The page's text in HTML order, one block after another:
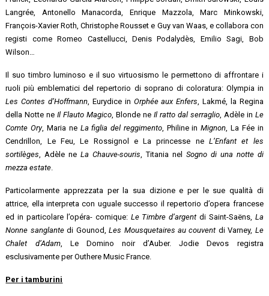
Langrée, Antonello Manacorda, Enrique Mazzola, Marc Minkowski,
François-Xavier Roth, Christophe Rousset e Guy van Waas, e collabora con
registi come Romeo Castellucci, Denis Podalydès, Emilio Sagi, Bob
Wilson…
Il suo timbro luminoso e il suo virtuosismo le permettono di affrontare i
ruoli più emblematici del repertorio di soprano di coloratura: Olympia in
Les Contes d’Hoffmann , Eurydice in Orphée aux Enfers , Lakmé, la Regina
della Notte neIl Flauto Magico , Blonde ne Il ratto dal serraglio, Adèle in Le
Comte Ory, Maria ne La figlia del reggimento, Philine inMignon , La Fée in
Cendrillon, Le Feu, Le Rossignol e La princesse ne L’Enfant et les
sortilèges , Adèle neLa Chauve-souris , Titania nel Sogno di una notte di
mezza estate
Particolarmente apprezzata per la sua dizione e per le sue qualità di
attrice, ella interpreta con uguale successo il repertorio d’opera francese
ed in particolare l’opéra- comique: Le Timbre d’argent di Saint-Saëns, La
Nonne sanglantedi Gounod,Les Mousquetaires au couventdi Varney, Le
Chalet d’Adam, Le Domino noir d’Auber. Jodie Devos registra
esclusivamente per Outhere Music France.
Per i tamburini